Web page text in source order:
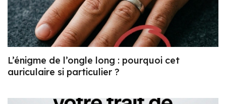
L’énigme de l’ongle long : pourquoi cet
auriculaire si particulier ?